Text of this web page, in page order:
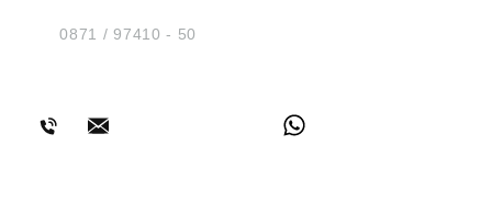
Tel.:0871 / 97410 - 50